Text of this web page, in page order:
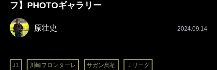
フ】PHOTOギャラリー
原壮史 2024.09.14
J1 川崎フロンターレ サガン鳥栖 Ｊリーグ